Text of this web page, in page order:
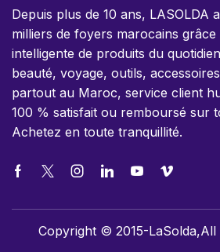
Depuis plus de 10 ans, LASOLDA
milliers de foyers marocains
intelligente de produits du
beauté, voyage, outils,
partout au Maroc, service client
100 % satisfait ou remboursé sur
Achetez en toute tranquillité.
Copyright © 2015-LaSolda,All